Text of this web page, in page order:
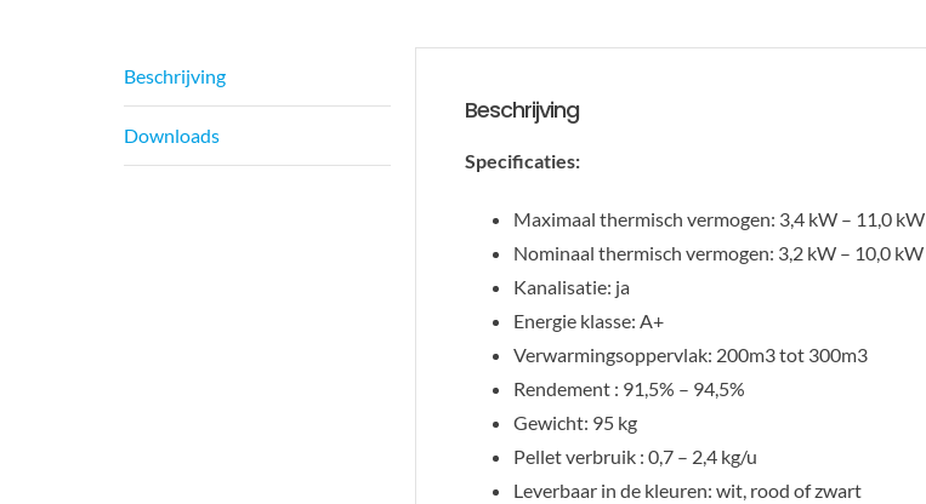
Beschrijving
Downloads
Beschrijving
Specificaties:
Maximaal thermisch vermogen: 3,4 kW – 11,0 kW
Nominaal thermisch vermogen: 3,2 kW – 10,0 kW
Kanalisatie: ja
Energie klasse: A+
Verwarmingsoppervlak: 200m3 tot 300m3
Rendement : 91,5% – 94,5%
Gewicht: 95 kg
Pellet verbruik : 0,7 – 2,4 kg/u
Leverbaar in de kleuren: wit, rood of zwart